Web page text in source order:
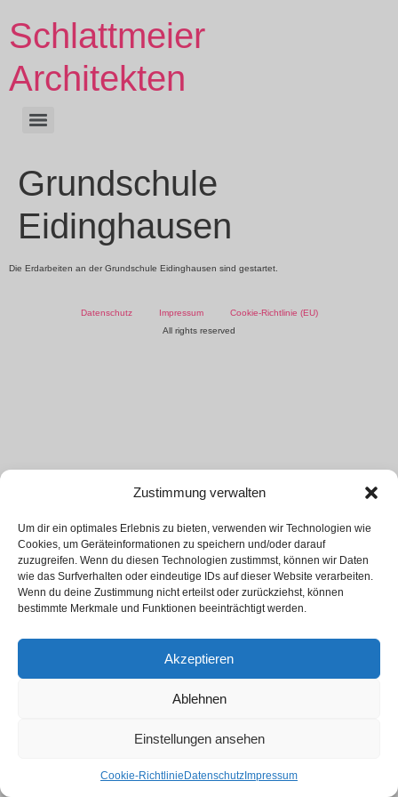
Zustimmung verwalten
Um dir ein optimales Erlebnis zu bieten, verwenden wir Technologien wie
Cookies, um Geräteinformationen zu speichern und/oder darauf
zuzugreifen. Wenn du diesen Technologien zustimmst, können wir Daten
wie das Surfverhalten oder eindeutige IDs auf dieser Website verarbeiten.
Wenn du deine Zustimmung nicht erteilst oder zurückziehst, können
bestimmte Merkmale und Funktionen beeinträchtigt werden.
Akzeptieren
Ablehnen
Einstellungen ansehen
Cookie-Richtlinie Datenschutz Impressum
Schlattmeier
Architekten
Grundschule
Eidinghausen
Die Erdarbeiten an der Grundschule Eidinghausen sind gestartet.
Datenschutz Impressum
Cookie-Richtlinie (EU)
All rights reserved